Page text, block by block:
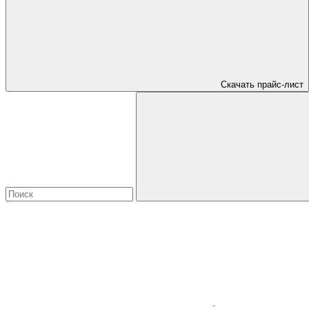
Скачать прайс-лист